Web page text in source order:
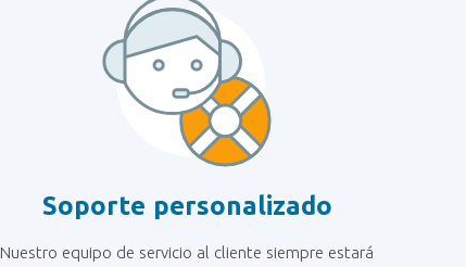
Soporte personalizado
Nuestro equipo de servicio al cliente siempre estará